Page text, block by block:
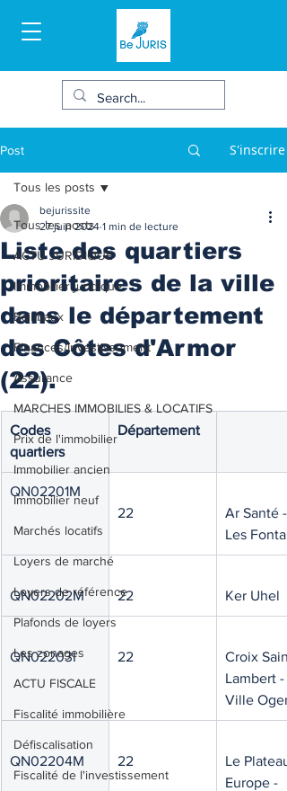
Post S'inscrire
Tous les posts
ACTU JURIDIQUE
Immobilier juridique
Bail/baux
Finances/Investissement
Assurance
MARCHES IMMOBILIES & LOCATIFS
Prix de l'immobilier
Immobilier ancien
Immobilier neuf
Marchés locatifs
Loyers de marché
Loyers de référence
Plafonds de loyers
Les zonages
ACTU FISCALE
Fiscalité immobilière
Défiscalisation
Fiscalité de l'investissement
Tous les posts
Liste des quartiers
prioritaires de la ville
dans le département
des Côtes d'Armor
(22).
bejurissite
27 juin 2024 1 min de lecture
Codes
quartiers
Département
QN02201M
22
Ar Santé -
Les
QN02202M 22 Ker Uhel
QN02203I 22
Croix
Lambert -
Ville Oger
QN02204M 22
Le
Europe -